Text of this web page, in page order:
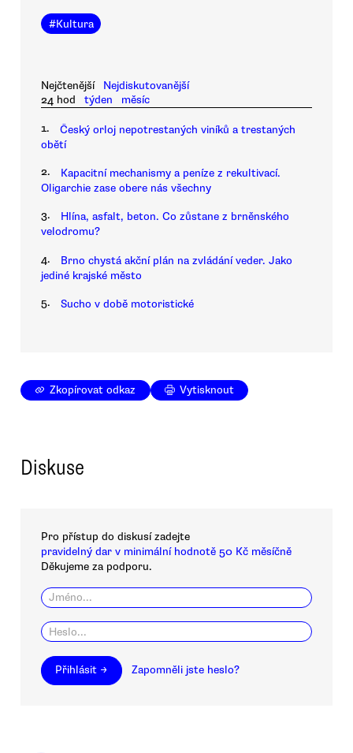
#Kultura
Nejčtenější
Nejdiskutovanější
24 hod
týden měsíc
1.
Český orloj nepotrestaných viníků a trestaných
obětí
2.
Kapacitní mechanismy a peníze z rekultivací.
Oligarchie zase obere nás všechny
3.
Hlína, asfalt, beton. Co zůstane z brněnského
velodromu?
4.
Brno chystá akční plán na zvládání veder. Jako
jediné krajské město
5. Sucho v době motoristické
Zkopírovat odkaz Vytisknout
Diskuse
Pro přístup do diskusí zadejte
pravidelný dar v minimální hodnotě 50 Kč měsíčně
Děkujeme za podporu.
Přihlásit → Zapomněli jste heslo?